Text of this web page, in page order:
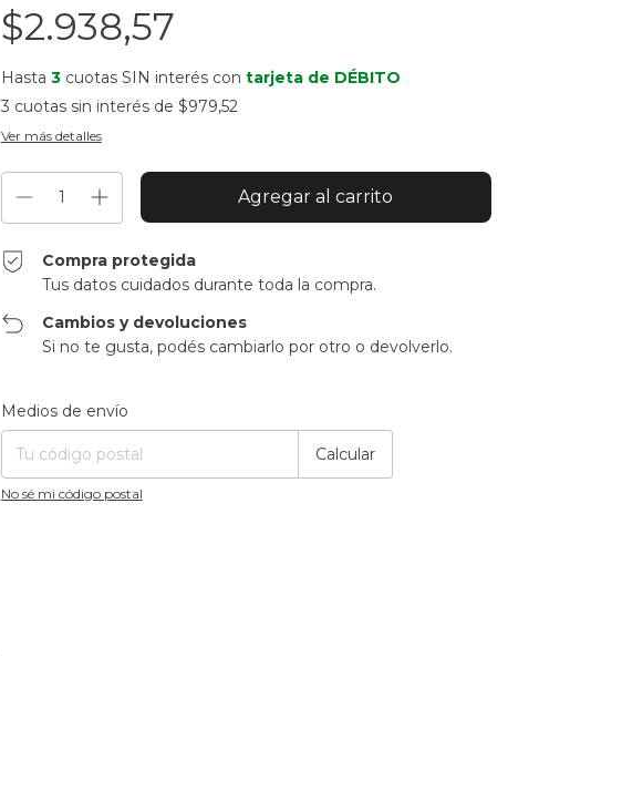
$2.938,57
Hasta 3cuotas SIN interés con tarjeta de DÉBITO
3 cuotas sin interés de $979,52
Ver más detalles
Compra protegida
Tus datos cuidados durante toda la compra.
Cambios y devoluciones
Si no te gusta, podés cambiarlo por otro o devolverlo.
Entregas para el CP:
Medios de envío
Calcular
No sé mi código postal